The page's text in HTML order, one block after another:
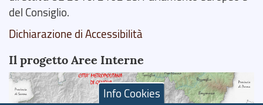
del Consiglio.
Dichiarazione di Accessibilità
Il progetto Aree Interne
Info Cookies